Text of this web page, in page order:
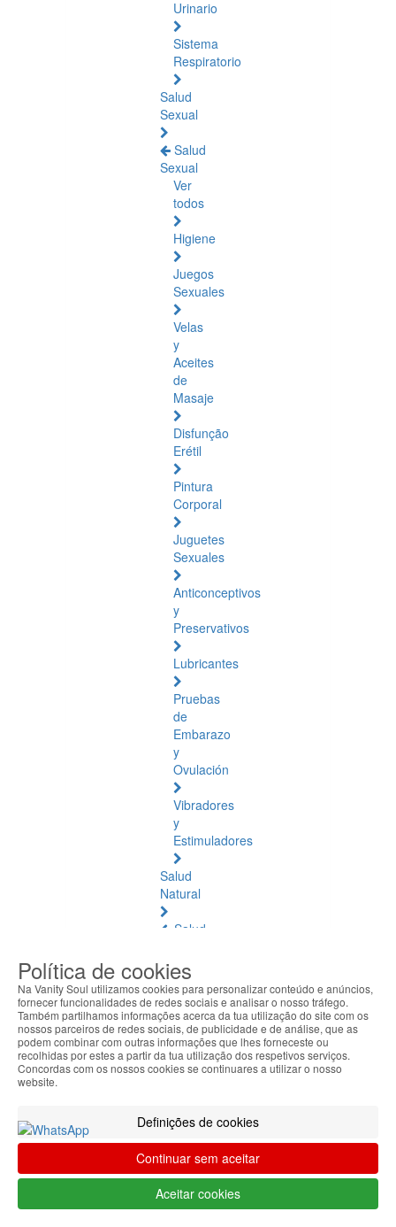
Urinario
Sistema
Respiratorio
Salud
Sexual
Salud
Sexual
Ver
todos
Higiene
Juegos
Sexuales
Velas
y
Aceites
de
Masaje
Disfunção
Erétil
Pintura
Corporal
Juguetes
Sexuales
Anticonceptivos
y
Preservativos
Lubricantes
Pruebas
de
Embarazo
y
Ovulación
Vibradores
y
Estimuladores
Salud
Natural
Salud
Ver
todos
Ámbar
Báltico
Articulaciones
Bienestar
Diario
Circulación
y
Política de cookies
Na Vanity Soul utilizamos cookies para personalizar conteúdo e anúncios,
fornecer funcionalidades de redes sociais e analisar o nosso tráfego.
Também partilhamos informações acerca da tua utilização do site com os
nossos parceiros de redes sociais, de publicidade e de análise, que as
podem combinar com outras informações que lhes forneceste ou
recolhidas por estes a partir da tua utilização dos respetivos serviços.
Concordas com os nossos cookies se continuares a utilizar o nosso
website.
Definições de cookies
Continuar sem aceitar
Aceitar cookies